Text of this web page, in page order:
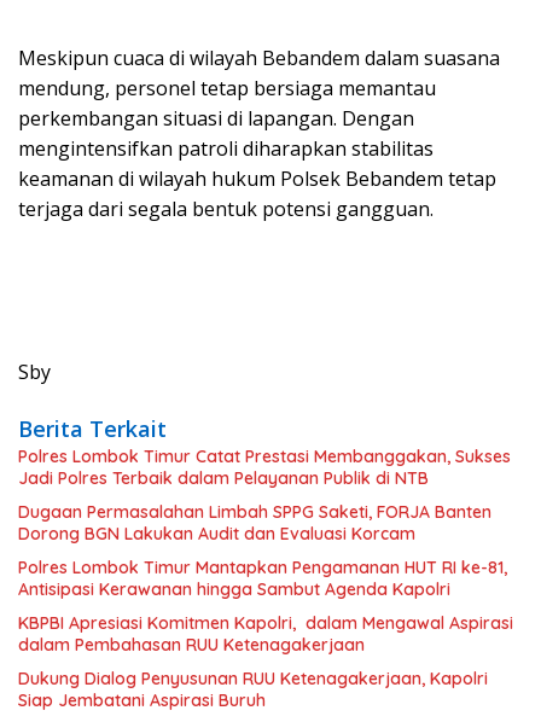
​Meskipun cuaca di wilayah Bebandem dalam suasana
mendung, personel tetap bersiaga memantau
perkembangan situasi di lapangan. Dengan
mengintensifkan patroli diharapkan stabilitas
keamanan di wilayah hukum Polsek Bebandem tetap
terjaga dari segala bentuk potensi gangguan.
Sby
Berita Terkait
Polres Lombok Timur Catat Prestasi Membanggakan, Sukses
Jadi Polres Terbaik dalam Pelayanan Publik di NTB
Dugaan Permasalahan Limbah SPPG Saketi, FORJA Banten
Dorong BGN Lakukan Audit dan Evaluasi Korcam
Polres Lombok Timur Mantapkan Pengamanan HUT RI ke-81,
Antisipasi Kerawanan hingga Sambut Agenda Kapolri
KBPBI Apresiasi Komitmen Kapolri, dalam Mengawal Aspirasi
dalam Pembahasan RUU Ketenagakerjaan
Dukung Dialog Penyusunan RUU Ketenagakerjaan, Kapolri
Siap Jembatani Aspirasi Buruh